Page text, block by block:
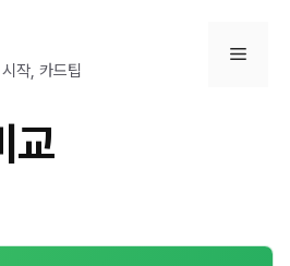
작, 카드팁
메
교